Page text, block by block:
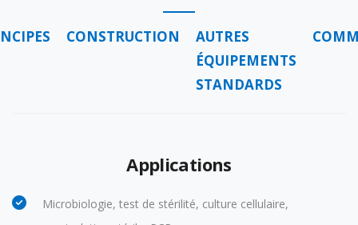
CONSTRUCTION
AUTRES
ÉQUIPEMENTS
STANDARDS
Applications
Microbiologie, test de stérilité, culture cellulaire,